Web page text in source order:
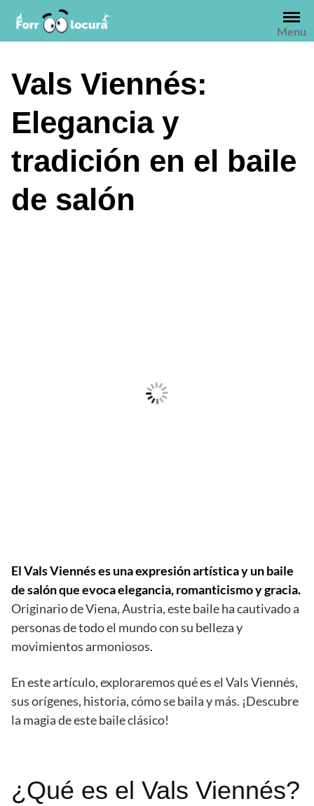
contenido
Menu
Vals Viennés:
Elegancia y
tradición en el baile
de salón
El Vals Viennés es una expresión artística y un baile
de salón que evoca elegancia, romanticismo y gracia.
Originario de Viena, Austria, este baile ha cautivado a
personas de todo el mundo con su belleza y
movimientos armoniosos.
En este artículo, exploraremos qué es el Vals Viennés,
sus orígenes, historia, cómo se baila y más. ¡Descubre
la magia de este baile clásico!
¿Qué es el Vals Viennés?